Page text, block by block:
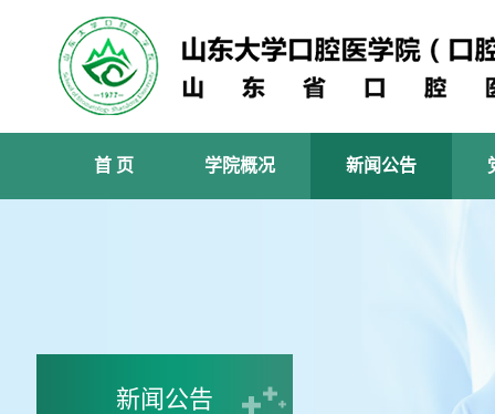
首 页 学院概况 新闻公告
新闻公告